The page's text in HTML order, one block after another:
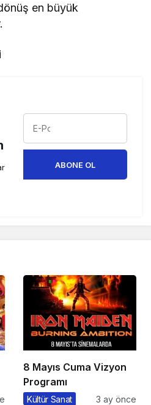
en büyük
ABONE OL
8 Mayıs Cuma Vizyon
Programı
Kültür Sanat 3 ay önce